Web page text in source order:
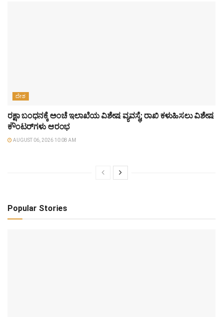
ದೇಶ
ರಕ್ಷಾ ಬಂಧನಕ್ಕೆ ಅಂಚೆ ಇಲಾಖೆಯ ವಿಶೇಷ ವ್ಯವಸ್ಥೆ; ರಾಖಿ ಕಳುಹಿಸಲು ವಿಶೇಷ
ಕೌಂಟರ್‌ಗಳು ಆರಂಭ
AUGUST 06, 2026 10:08 AM
Popular Stories